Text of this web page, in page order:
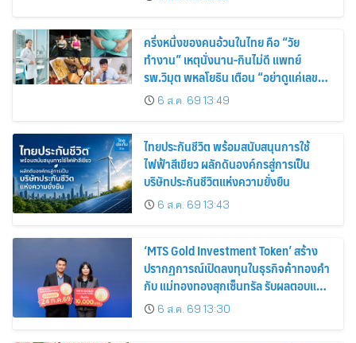
ครึ่งหนึ่งของคนอ้วนในไทย คือ “วัย
ทำงาน” เหตุนั่งนาน-กินไม่ดี แพทย์
รพ.วิมุต พหลโยธิน เตือน “อย่าดูแค่เลขบน
ตาชั่ง” แนะปรับพฤติกรรมระยะยาว
6 ส.ค. 69 13:49
ไทยประกันชีวิต พร้อมสนับสนุนการใช้
ไฟฟ้าสีเขียว ผลักดันองค์กรสู่การเป็น
บริษัทประกันชีวิตแห่งความยั่งยืน
6 ส.ค. 69 13:43
‘MTS Gold Investment Token’ สร้าง
ปรากฏการณ์เปิดลงทุนในธุรกิจค้าทองคำ
กับ แม่ทองทองสุกเซ็นทรัล รับผลตอบแทน
คงที่ 3% ต่อปี
6 ส.ค. 69 13:30